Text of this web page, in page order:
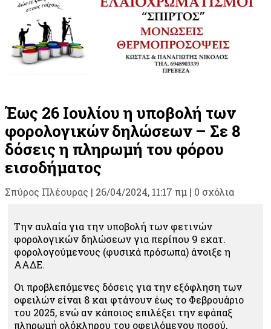
Έως 26 Ιουλίου η υποβολή των
φορολογικών δηλώσεων – Σε 8
δόσεις η πληρωμή του φόρου
εισοδήματος
Σπύρος Πλέουρας | 26/04/2024, 11:17 πμ | 0 σχόλια
Την αυλαία για την υποβολή των φετινών
φορολογικών δηλώσεων για περίπου 9 εκατ.
φορολογούμενους (φυσικά πρόσωπα) άνοιξε η
ΑΑΔΕ.
Οι προβλεπόμενες δόσεις για την εξόφληση των
οφειλών είναι 8 και φτάνουν έως το Φεβρουάριο
του 2025, ενώ αν κάποιος επιλέξει την εφάπαξ
πληρωμή ολόκληρου του οφειλόμενου ποσού,